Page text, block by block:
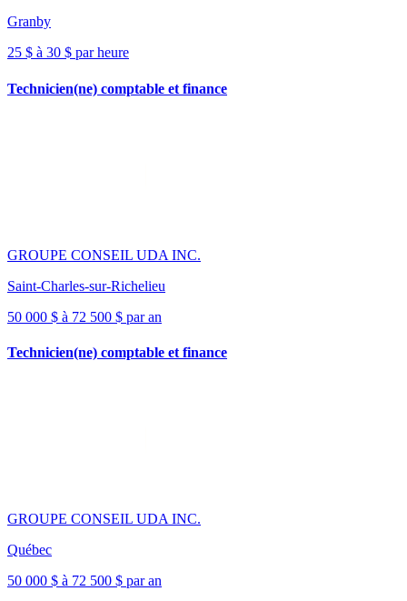
Granby
25 $ à 30 $ par heure
Technicien(ne) comptable et finance
GROUPE CONSEIL UDA INC.
Saint-Charles-sur-Richelieu
50 000 $ à 72 500 $ par an
Technicien(ne) comptable et finance
GROUPE CONSEIL UDA INC.
Québec
50 000 $ à 72 500 $ par an